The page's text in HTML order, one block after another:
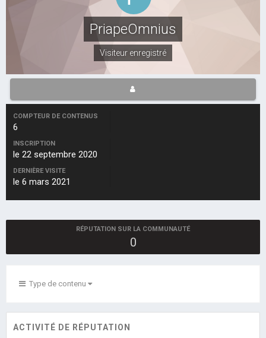
PriapeOmnius
Visiteur enregistré
COMPTEUR DE CONTENUS
6
INSCRIPTION
le 22 septembre 2020
DERNIÈRE VISITE
le 6 mars 2021
RÉPUTATION SUR LA COMMUNAUTÉ
0
Type de contenu
ACTIVITÉ DE RÉPUTATION